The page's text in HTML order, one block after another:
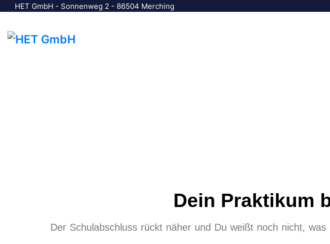
HET GmbH - Sonnenweg 2 - 86504 Merching
Dein Praktikum
Der Schulabschluss rückt näher und Du weißt noch nicht,